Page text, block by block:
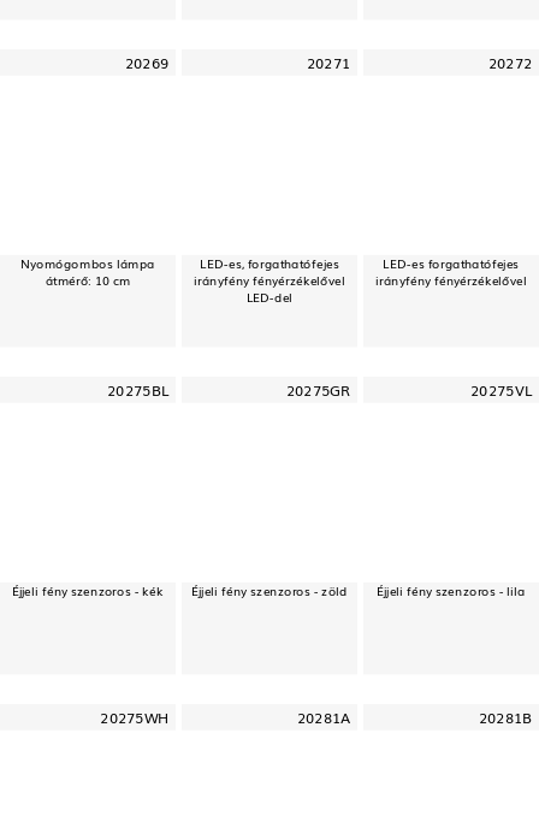
20269
Nyomógombos lámpa
átmérő: 10 cm
20271
LED-es, forgathatófejes
irányfény fényérzékelővel
LED-del
20272
LED-es forgathatófejes
irányfény fényérzékelővel
20275BL
Éjjeli fény szenzoros - kék
20275GR
Éjjeli fény szenzoros - zöld
20275VL
Éjjeli fény szenzoros - lila
20275WH 20281A 20281B